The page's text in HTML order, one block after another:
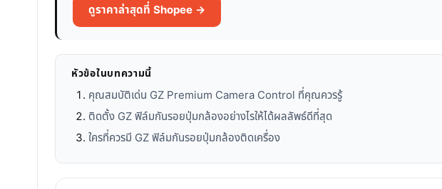
ดูราคาล่าสุดที่ Shopee →
หัวข้อในบทความนี้
คุณสมบัติเด่น GZ Premium Camera Control ที่คุณควรรู้
ติดตั้ง GZ ฟิล์มกันรอยปุ่มกล้องอย่างไรให้ได้ผลลัพธ์ดีที่สุด
ใครที่ควรมี GZ ฟิล์มกันรอยปุ่มกล้องติดเครื่อง